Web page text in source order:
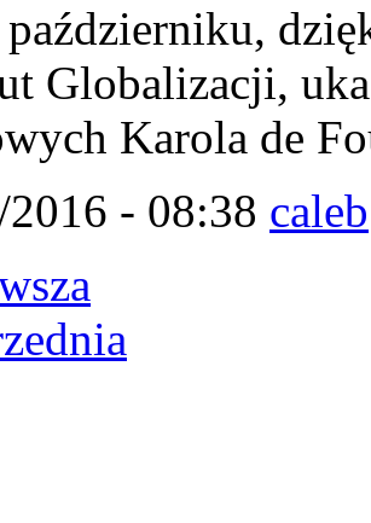
Globalizacji,
Karola de
- 08:38 caleb